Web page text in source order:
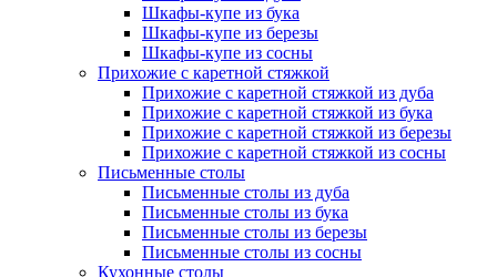
Шкафы-купе из бука
Шкафы-купе из березы
Шкафы-купе из сосны
Прихожие с каретной стяжкой
Прихожие с каретной стяжкой из дуба
Прихожие с каретной стяжкой из бука
Прихожие с каретной стяжкой из березы
Прихожие с каретной стяжкой из сосны
Письменные столы
Письменные столы из дуба
Письменные столы из бука
Письменные столы из березы
Письменные столы из сосны
Кухонные столы